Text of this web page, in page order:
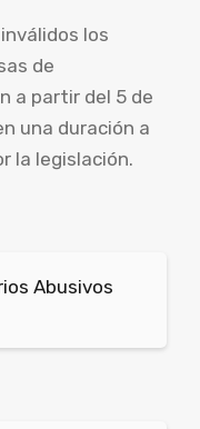
los
de
a partir del 5 de
una duración a
la legislación.
Abusivos